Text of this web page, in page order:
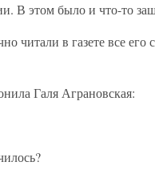
В этом было и что-то
в газете все его
Галя Аграновская: